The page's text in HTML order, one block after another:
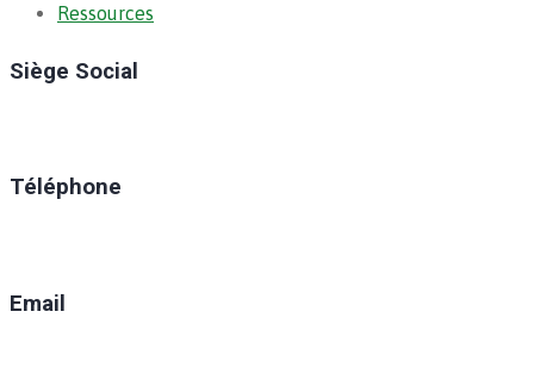
Ressources
Siège Social
Téléphone
Email